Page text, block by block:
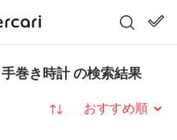
巻き時計 の検索結果
並び替え